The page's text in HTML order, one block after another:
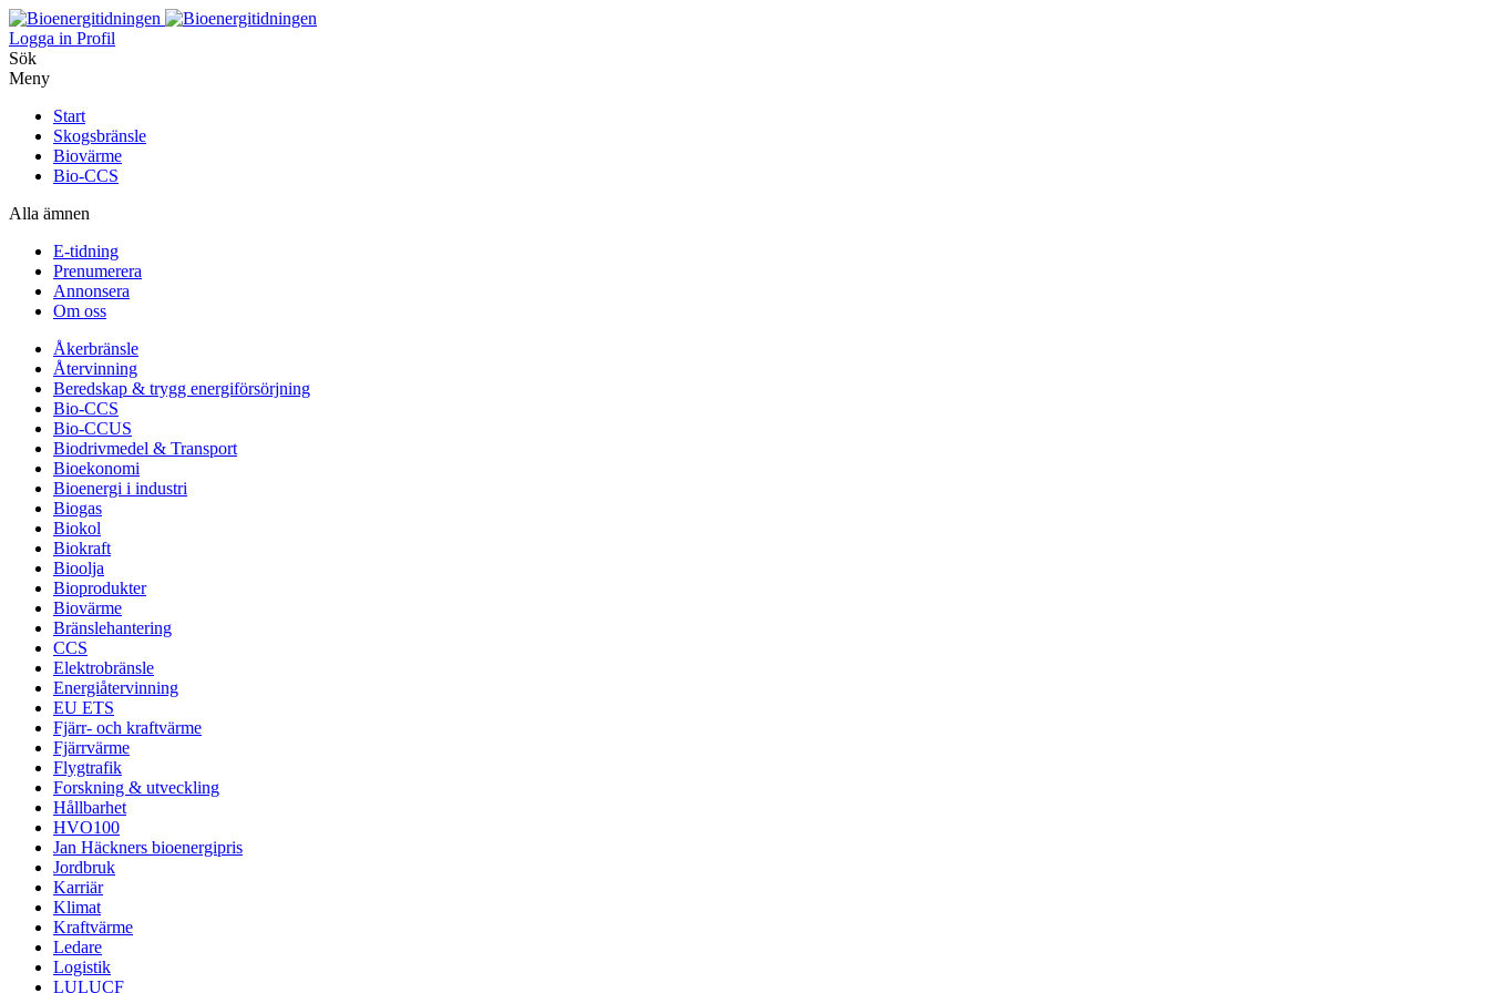
Logga in Profil
Sök
Meny
Start
Skogsbränsle
Biovärme
Bio-CCS
Alla ämnen
E-tidning
Prenumerera
Annonsera
Om oss
Åkerbränsle
Återvinning
Beredskap & trygg energiförsörjning
Bio-CCS
Bio-CCUS
Biodrivmedel & Transport
Bioekonomi
Bioenergi i industri
Biogas
Biokol
Biokraft
Bioolja
Bioprodukter
Biovärme
Bränslehantering
CCS
Elektrobränsle
Energiåtervinning
EU ETS
Fjärr- och kraftvärme
Fjärrvärme
Flygtrafik
Forskning & utveckling
Hållbarhet
HVO100
Jan Häckners bioenergipris
Jordbruk
Karriär
Klimat
Kraftvärme
Ledare
Logistik
LULUCF